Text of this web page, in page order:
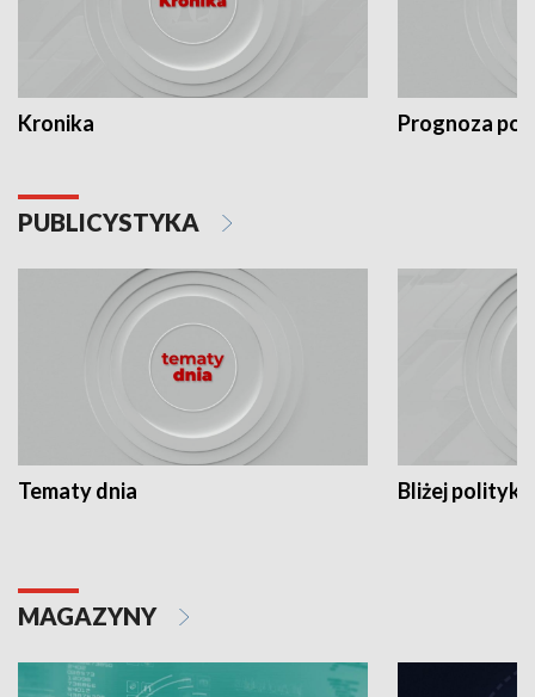
Kronika Prognoza
PUBLICYSTYKA
Tematy dnia Bliżej polityki
MAGAZYNY